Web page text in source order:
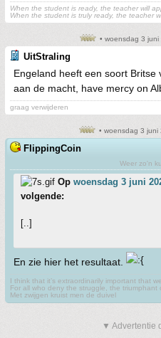
When the student is ready, the teacher will
When the student is truly ready, the teacher
• woensdag 3 juni
UitStraling
Engeland heeft een soort
aan de macht, have mercy on
graag verwijderen
• woensdag 3 juni
FlippingCoin
Weer zo'n
Op woensdag 3 juni
volgende:
[..]
En zie hier het resultaat.
I think that it’s extraordinarily important that
For all who deny the struggle, the triumphant
Met zwijgen kruist men de duivel
▼ Advertentie